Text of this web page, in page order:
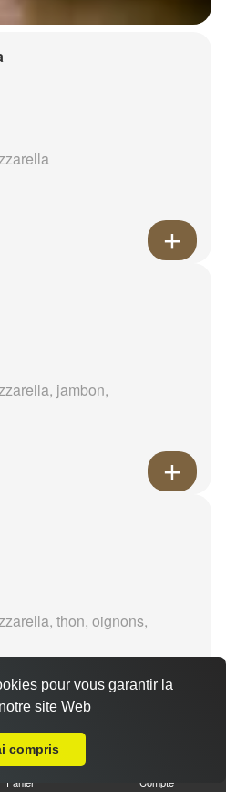
jambon,
thon, oignons,
Panier Compte
pour vous garantir la
site Web
compris